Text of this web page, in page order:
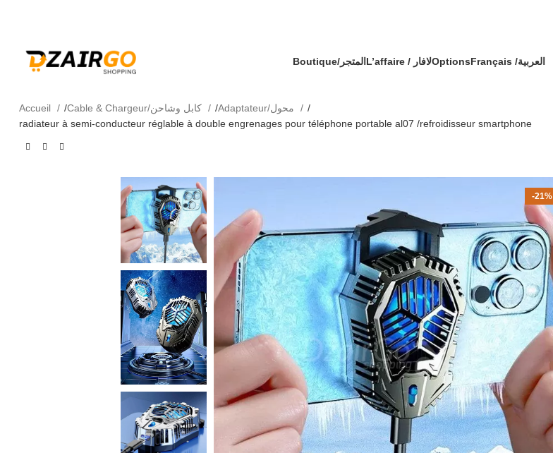
Boutique/المتجر L’affaire / لافارOptionsFrançais /العربية
Accueil
radiateur à semi-conducteur réglable à double engrenages pour téléphone portable al07 /refroidisseur smartphone
-21%